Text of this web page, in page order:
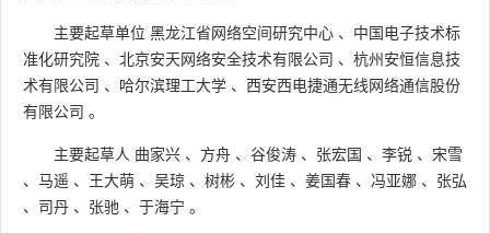
主要起草单位 黑龙江省网络空间研究中心 、 中国电子技术标
准化研究院 、 北京安天网络安全技术有限公司 、 杭州安恒信息技
术有限公司 、 哈尔滨理工大学 、 西安西电捷通无线网络通信股份
有限公司 。
主要起草人 曲家兴 、 方舟 、 谷俊涛 、 张宏国 、 李锐 、 宋雪
、 马遥 、 王大萌 、 吴琼 、 树彬 、 刘佳 、 姜国春 、 冯亚娜 、 张弘
、 司丹 、 张驰 、 于海宁 。